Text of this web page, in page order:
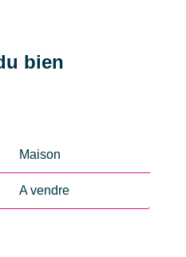
bien
Maison
A vendre